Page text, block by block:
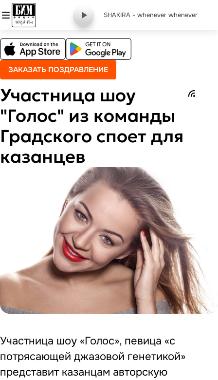
SHAKIRA - whenever whenever
ЗАКАЗАТЬ ПОЗДРАВЛЕНИЕ
Участница шоу
"Голос" из команды
Градского споет для
казанцев
Участница шоу «Голос», певица «с
потрясающей джазовой генетикой»
представит казанцам авторскую